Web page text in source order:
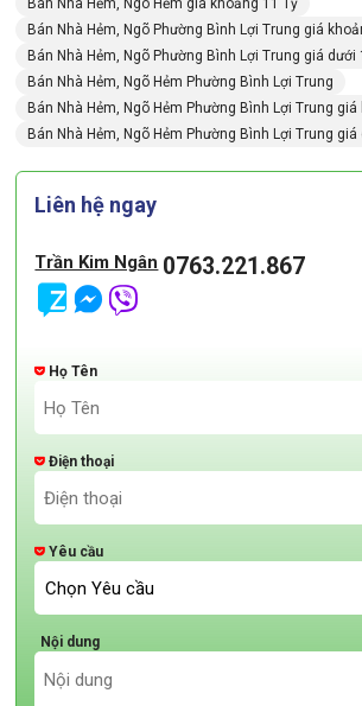
Bán Nhà Hẻm, Ngõ Hẻm giá khoảng 11 Tỷ
Bán Nhà Hẻm, Ngõ Phường Bình Lợi Trung giá
Bán Nhà Hẻm, Ngõ Phường Bình Lợi Trung giá dưới
Bán Nhà Hẻm, Ngõ Hẻm Phường Bình Lợi Trung
Bán Nhà Hẻm, Ngõ Hẻm Phường Bình Lợi Trung
Bán Nhà Hẻm, Ngõ Hẻm Phường Bình Lợi Trung
Liên hệ ngay
Trần Kim Ngân 0763.221.867
Họ Tên
Điện thoại
Yêu cầu
Nội dung